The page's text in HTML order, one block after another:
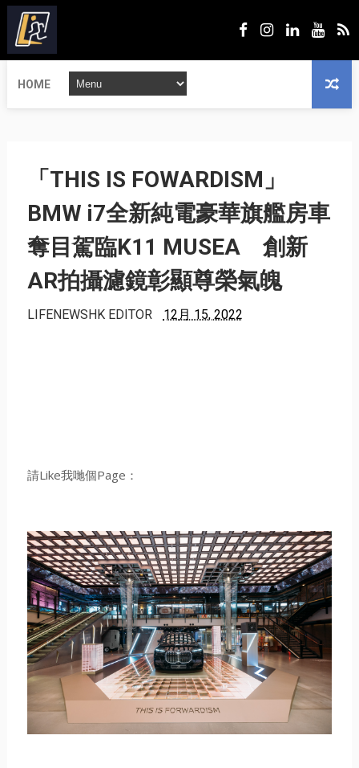
HOME
「THIS IS FOWARDISM」
BMW i7全新純電豪華旗艦房車
奪目駕臨K11 MUSEA 創新
AR拍攝濾鏡彰顯尊榮氣魄
LIFENEWSHK EDITOR 12月 15, 2022
請Like我哋個Page：